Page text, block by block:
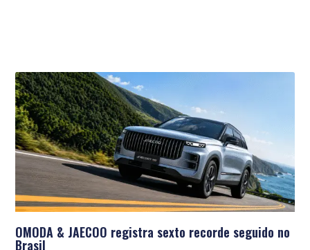
Últimas Notícias
OMODA & JAECOO registra sexto recorde seguido no
Brasil